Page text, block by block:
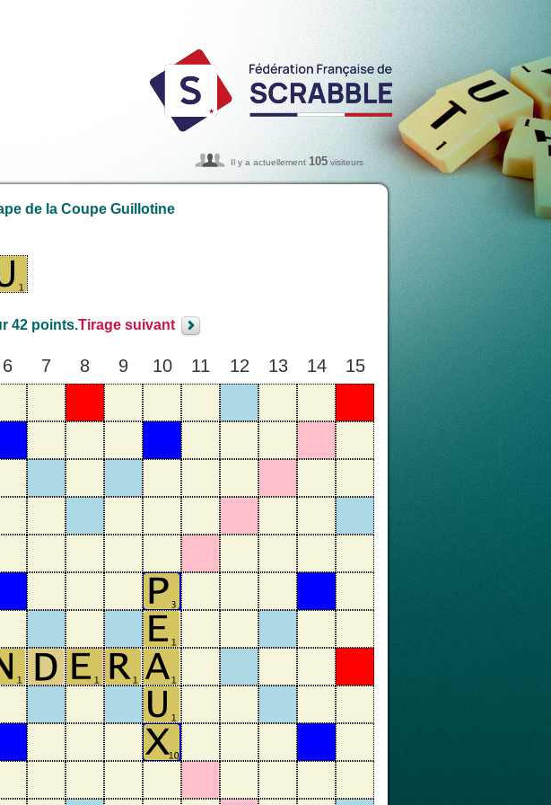
Il y a actuellement 105 visiteurs
de la Coupe Guillotine
42 points.Tirage suivant
6 7 8 9 10 11 12 13 14
15